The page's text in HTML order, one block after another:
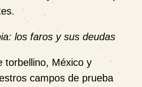
los faros y sus deudas
torbellino, México y
campos de prueba